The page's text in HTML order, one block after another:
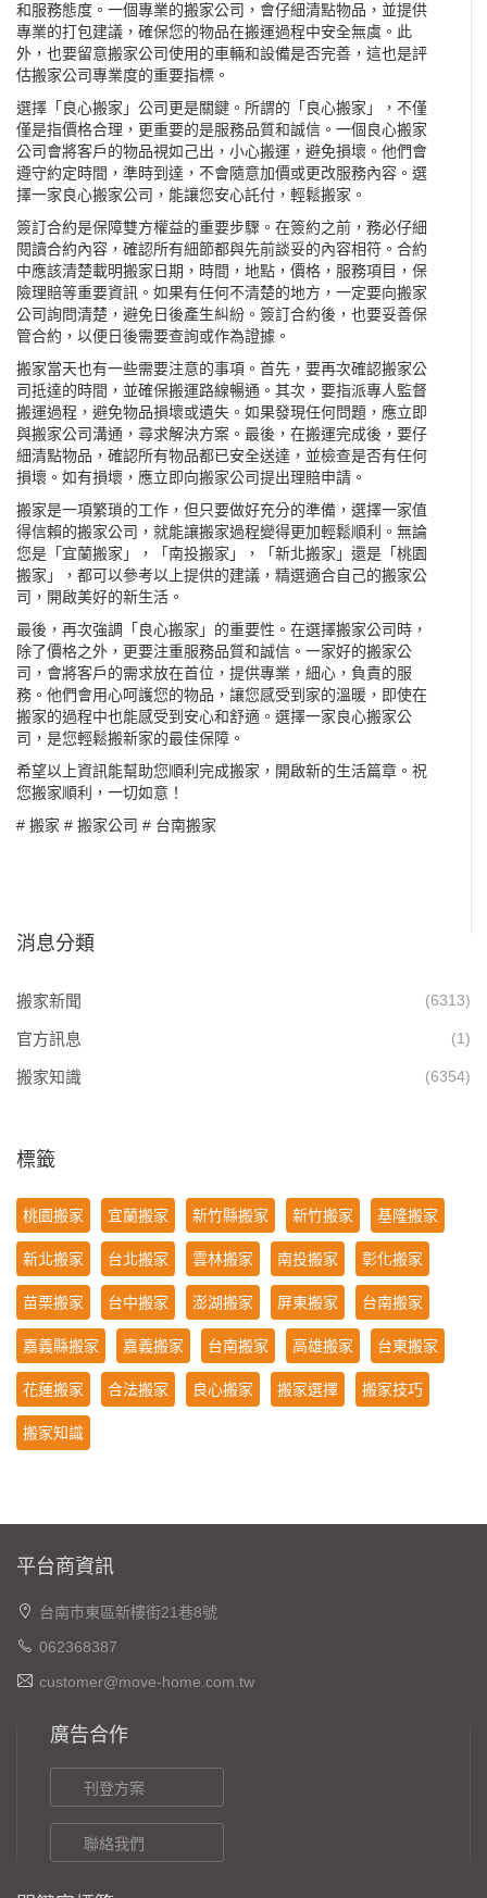
和服務態度。一個專業的搬家公司，會仔細清點物品，並提供
專業的打包建議，確保您的物品在搬運過程中安全無虞。此
外，也要留意搬家公司使用的車輛和設備是否完善，這也是評
估搬家公司專業度的重要指標。
選擇「良心搬家」公司更是關鍵。所謂的「良心搬家」，不僅
僅是指價格合理，更重要的是服務品質和誠信。一個良心搬家
公司會將客戶的物品視如己出，小心搬運，避免損壞。他們會
遵守約定時間，準時到達，不會隨意加價或更改服務內容。選
擇一家良心搬家公司，能讓您安心託付，輕鬆搬家。
簽訂合約是保障雙方權益的重要步驟。在簽約之前，務必仔細
閱讀合約內容，確認所有細節都與先前談妥的內容相符。合約
中應該清楚載明搬家日期，時間，地點，價格，服務項目，保
險理賠等重要資訊。如果有任何不清楚的地方，一定要向搬家
公司詢問清楚，避免日後產生糾紛。簽訂合約後，也要妥善保
管合約，以便日後需要查詢或作為證據。
搬家當天也有一些需要注意的事項。首先，要再次確認搬家公
司抵達的時間，並確保搬運路線暢通。其次，要指派專人監督
搬運過程，避免物品損壞或遺失。如果發現任何問題，應立即
與搬家公司溝通，尋求解決方案。最後，在搬運完成後，要仔
細清點物品，確認所有物品都已安全送達，並檢查是否有任何
損壞。如有損壞，應立即向搬家公司提出理賠申請。
搬家是一項繁瑣的工作，但只要做好充分的準備，選擇一家值
得信賴的搬家公司，就能讓搬家過程變得更加輕鬆順利。無論
您是「宜蘭搬家」，「南投搬家」，「新北搬家」還是「桃園
搬家」，都可以參考以上提供的建議，精選適合自己的搬家公
司，開啟美好的新生活。
最後，再次強調「良心搬家」的重要性。在選擇搬家公司時，
除了價格之外，更要注重服務品質和誠信。一家好的搬家公
司，會將客戶的需求放在首位，提供專業，細心，負責的服
務。他們會用心呵護您的物品，讓您感受到家的溫暖，即使在
搬家的過程中也能感受到安心和舒適。選擇一家良心搬家公
司，是您輕鬆搬新家的最佳保障。
希望以上資訊能幫助您順利完成搬家，開啟新的生活篇章。祝
您搬家順利，一切如意！
# 搬家 # 搬家公司 # 台南搬家
消息分類
搬家新聞 (6313)
官方訊息 (1)
搬家知識 (6354)
標籤
桃園搬家 宜蘭搬家 新竹縣搬家 新竹搬家 基隆搬家
新北搬家 台北搬家 雲林搬家 南投搬家 彰化搬家
苗栗搬家 台中搬家 澎湖搬家 屏東搬家 台南搬家
嘉義縣搬家 嘉義搬家 台南搬家 高雄搬家 台東搬家
花蓮搬家 合法搬家 良心搬家 搬家選擇 搬家技巧
搬家知識
平台商資訊
台南市東區新樓街21巷8號
062368387
customer@move-home.com.tw
廣告合作
刊登方案
聯絡我們